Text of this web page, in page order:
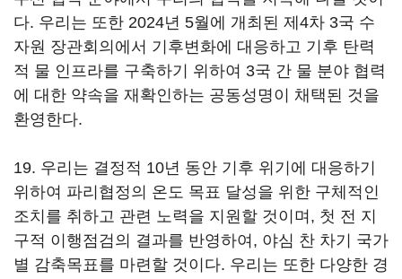
다. 우리는 또한 2024년 5월에 개최된 제4차 3국 수
자원 장관회의에서 기후변화에 대응하고 기후 탄력
적 물 인프라를 구축하기 위하여 3국 간 물 분야 협력
에 대한 약속을 재확인하는 공동성명이 채택된 것을
환영한다.
19. 우리는 결정적 10년 동안 기후 위기에 대응하기
위하여 파리협정의 온도 목표 달성을 위한 구체적인
조치를 취하고 관련 노력을 지원할 것이며, 첫 전 지
구적 이행점검의 결과를 반영하여, 야심 찬 차기 국가
별 감축목표를 마련할 것이다. 우리는 또한 다양한 경